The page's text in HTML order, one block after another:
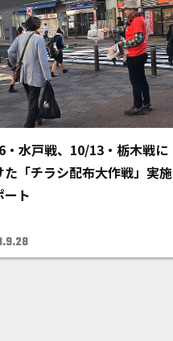
・水戸戦、10/13・栃木戦に
た「チラシ配布大作戦」実施
ート